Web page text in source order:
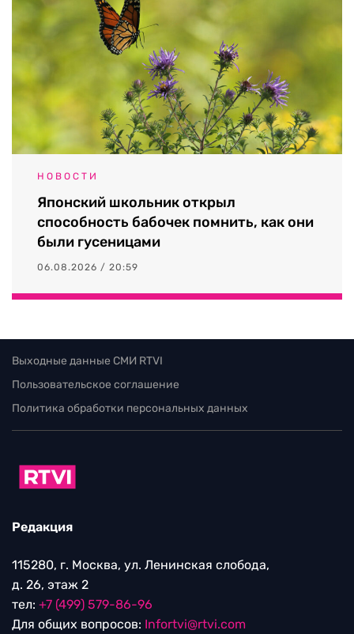
НОВОСТИ
Японский школьник открыл
способность бабочек помнить, как они
были гусеницами
06.08.2026 / 20:59
Выходные данные СМИ RTVI
Пользовательское соглашение
Политика обработки персональных данных
Редакция
115280, г. Москва, ул. Ленинская слобода,
д. 26, этаж 2
тел: +7 (499) 579-86-96
Для общих вопросов: Infortvi@rtvi.com